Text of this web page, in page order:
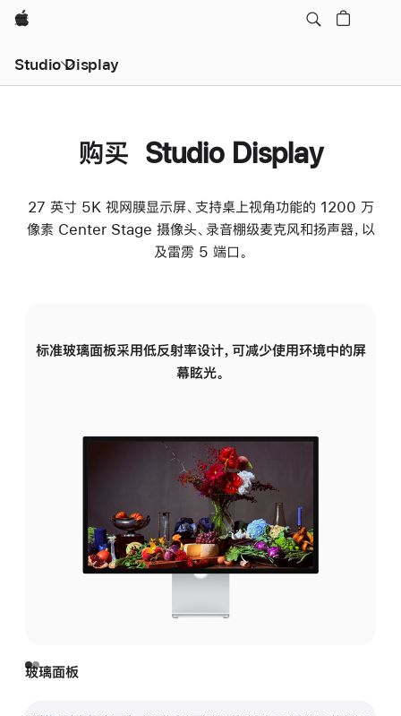
Apple
Studio Display
购买 Studio Display
27 英寸 5K 视网膜显示屏、支持桌上视角功能的 1200 万
像素 Center Stage 摄像头、录音棚级麦克风和扬声器，以
及雷雳 5 端口。
标准玻璃面板采用低反射率设计，可减少使用环境中的屏
幕眩光。
玻璃面板